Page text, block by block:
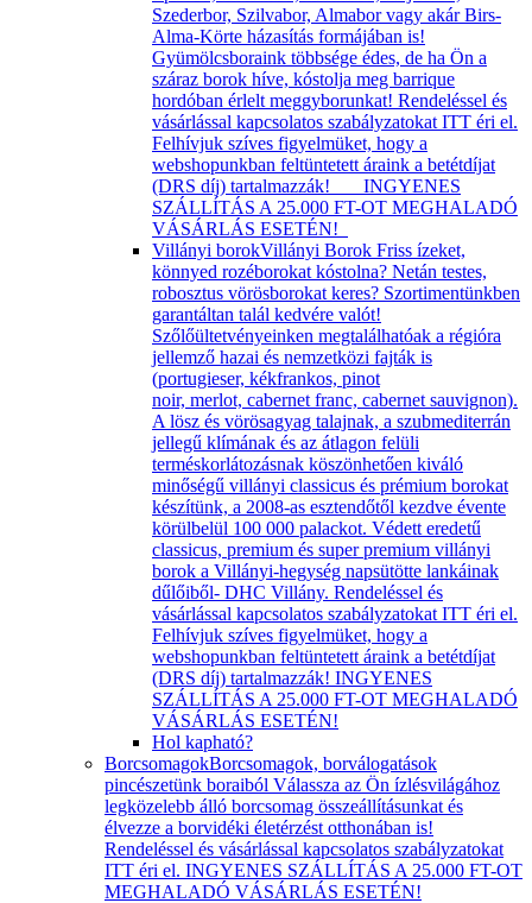
Szederbor, Szilvabor, Almabor vagy akár Birs-
Alma-Körte házasítás formájában is!
Gyümölcsboraink többsége édes, de ha Ön a
száraz borok híve, kóstolja meg barrique
hordóban érlelt meggyborunkat! Rendeléssel és
vásárlással kapcsolatos szabályzatokat ITT éri el.
Felhívjuk szíves figyelmüket, hogy a
webshopunkban feltüntetett áraink a betétdíjat
(DRS díj) tartalmazzák! INGYENES
SZÁLLÍTÁS A 25.000 FT-OT MEGHALADÓ
VÁSÁRLÁS ESETÉN!
Villányi borokVillányi Borok Friss ízeket,
könnyed rozéborokat kóstolna? Netán testes,
robosztus vörösborokat keres? Szortimentünkben
garantáltan talál kedvére valót!
Szőlőültetvényeinken megtalálhatóak a régióra
jellemző hazai és nemzetközi fajták is
(portugieser, kékfrankos, pinot
noir, merlot, cabernet franc, cabernet sauvignon).
A lösz és vörösagyag talajnak, a szubmediterrán
jellegű klímának és az átlagon felüli
terméskorlátozásnak köszönhetően kiváló
minőségű villányi classicus és prémium borokat
készítünk, a 2008-as esztendőtől kezdve évente
körülbelül 100 000 palackot. Védett eredetű
classicus, premium és super premium villányi
borok a Villányi-hegység napsütötte lankáinak
dűlőiből- DHC Villány. Rendeléssel és
vásárlással kapcsolatos szabályzatokat ITT éri el.
Felhívjuk szíves figyelmüket, hogy a
webshopunkban feltüntetett áraink a betétdíjat
(DRS díj) tartalmazzák! INGYENES
SZÁLLÍTÁS A 25.000 FT-OT MEGHALADÓ
VÁSÁRLÁS ESETÉN!
Hol kapható?
BorcsomagokBorcsomagok, borválogatások
pincészetünk boraiból Válassza az Ön ízlésvilágához
legközelebb álló borcsomag összeállításunkat és
élvezze a borvidéki életérzést otthonában is!
Rendeléssel és vásárlással kapcsolatos szabályzatokat
ITT éri el. INGYENES SZÁLLÍTÁS A 25.000 FT-OT
MEGHALADÓ VÁSÁRLÁS ESETÉN!